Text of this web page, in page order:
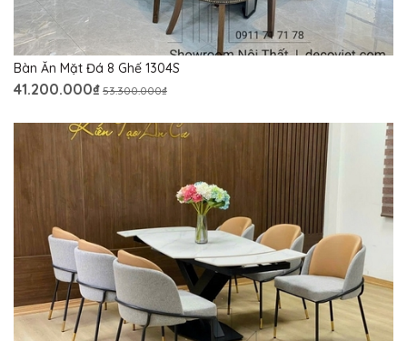
Bàn Ăn Mặt Đá 8 Ghế 1304S
41.200.000₫ 53.300.000₫